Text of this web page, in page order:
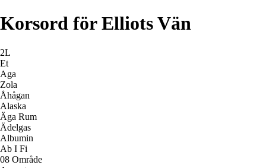
Korsord för Elliots Vän
2L
Et
Aga
Zola
Åhågan
Alaska
Äga Rum
Ädelgas
Albumin
Ab I Fi
08 Område